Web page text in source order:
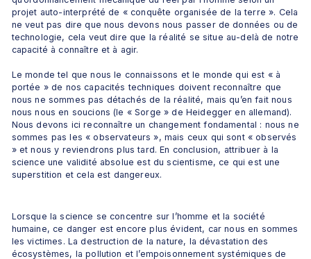
projet auto-interprété de « conquête organisée de la terre ». Cela
ne veut pas dire que nous devons nous passer de données ou de
technologie, cela veut dire que la réalité se situe au-delà de notre
capacité à connaître et à agir.
Le monde tel que nous le connaissons et le monde qui est « à
portée » de nos capacités techniques doivent reconnaître que
nous ne sommes pas détachés de la réalité, mais qu’en fait nous
nous nous en soucions (le « Sorge » de Heidegger en allemand).
Nous devons ici reconnaître un changement fondamental : nous ne
sommes pas les « observateurs », mais ceux qui sont « observés
» et nous y reviendrons plus tard. En conclusion, attribuer à la
science une validité absolue est du scientisme, ce qui est une
superstition et cela est dangereux.
Lorsque la science se concentre sur l’homme et la société
humaine, ce danger est encore plus évident, car nous en sommes
les victimes. La destruction de la nature, la dévastation des
écosystèmes, la pollution et l’empoisonnement systémiques de